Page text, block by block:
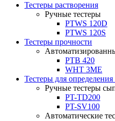
Тестеры растворения
Ручные тестеры
PTWS 120D
PTWS 120S
Тестеры прочности
PTB 420
WHT 3ME
Тестеры для
Ручные тестеры
PT-TD200
PT-SV100
Автоматические